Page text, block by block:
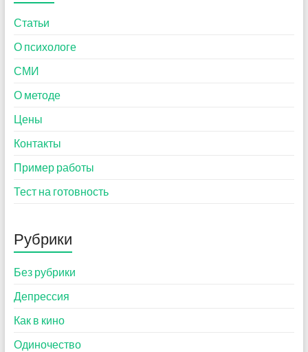
Статьи
О психологе
СМИ
О методе
Цены
Контакты
Пример работы
Тест на готовность
Рубрики
Без рубрики
Депрессия
Как в кино
Одиночество